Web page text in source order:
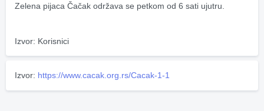
Zelena pijaca Čačak održava se petkom od 6 sati ujutru.
Izvor: Korisnici
Izvor: https://www.cacak.org.rs/Cacak-1-1